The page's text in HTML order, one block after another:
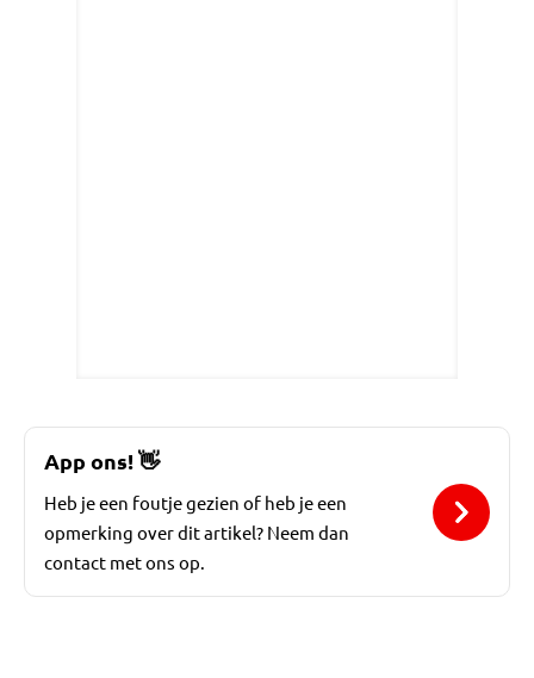
App ons!👋
Heb je een foutje gezien of heb je een
opmerking over dit artikel? Neem dan
contact met ons op.